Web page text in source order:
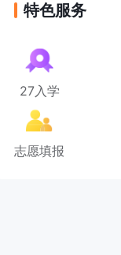
特色服务
27入学
志愿填报